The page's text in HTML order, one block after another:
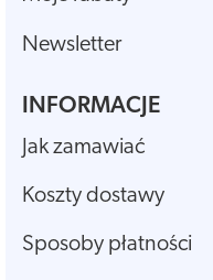
Newsletter
INFORMACJE
Jak zamawiać
Koszty dostawy
Sposoby płatności